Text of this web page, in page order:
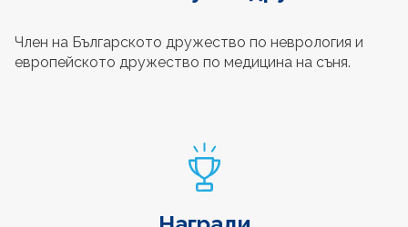
Член на Българското дружество по неврология и
европейското дружество по медицина на съня.